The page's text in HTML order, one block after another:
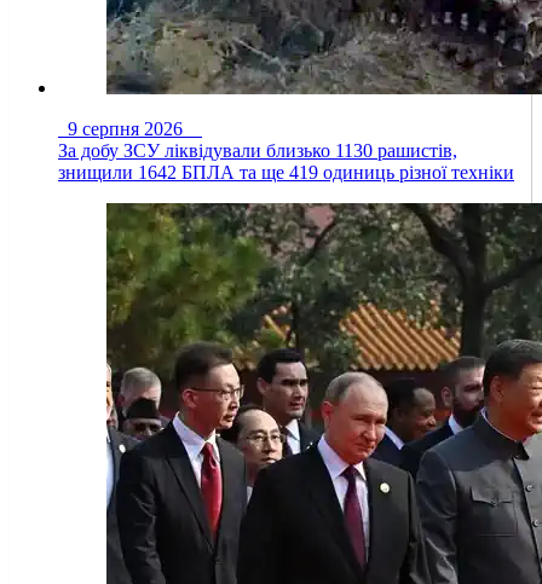
9 серпня 2026
За добу ЗСУ ліквідували близько 1130 рашистів,
знищили 1642 БПЛА та ще 419 одиниць різної техніки